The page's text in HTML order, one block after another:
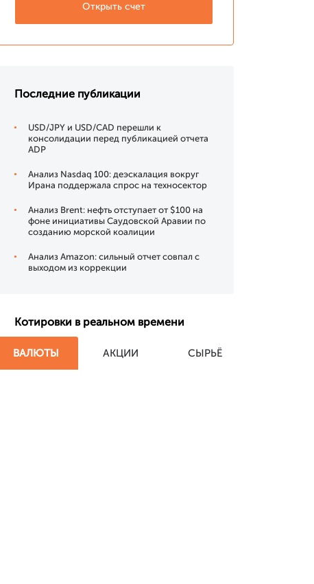
Открыть счет
Последние публикации
USD/JPY и USD/CAD перешли к
консолидации перед публикацией отчета
ADP
Анализ Nasdaq 100: деэскалация вокруг
Ирана поддержала спрос на техносектор
Анализ Brent: нефть отступает от $100 на
фоне инициативы Саудовской Аравии по
созданию морской коалиции
Анализ Amazon: сильный отчет совпал с
выходом из коррекции
Котировки в реальном времени
ВАЛЮТЫ АКЦИИ СЫРЬЁ